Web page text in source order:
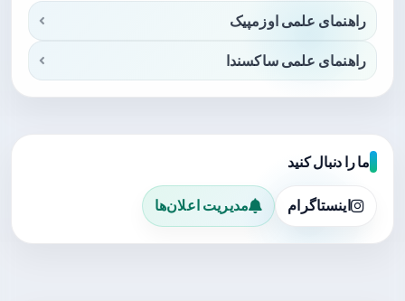
راهنمای علمی اوزمپیک
راهنمای علمی ساکسندا
ما را دنبال کنید
اینستاگرام مدیریت اعلان‌ها